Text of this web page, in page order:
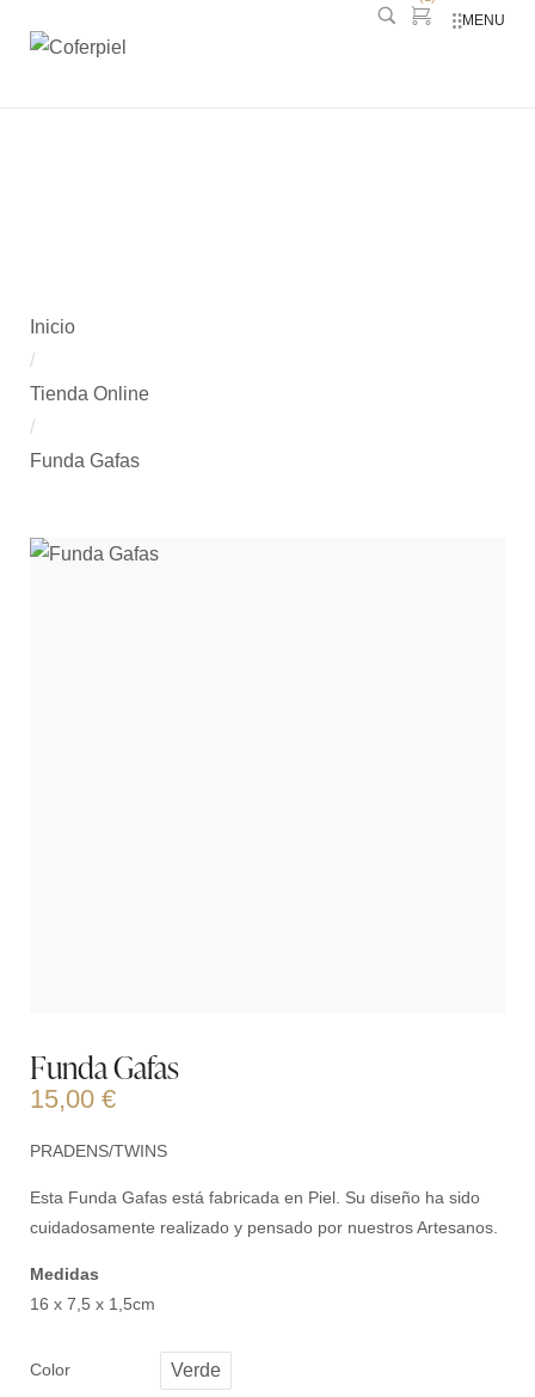
MENU
Inicio
/
Tienda Online
/
Funda Gafas
Funda Gafas
15,00 €
PRADENS/TWINS
Esta Funda Gafas está fabricada en Piel. Su diseño ha sido
cuidadosamente realizado y pensado por nuestros Artesanos.
Medidas
16 x 7,5 x 1,5cm
Color Verde